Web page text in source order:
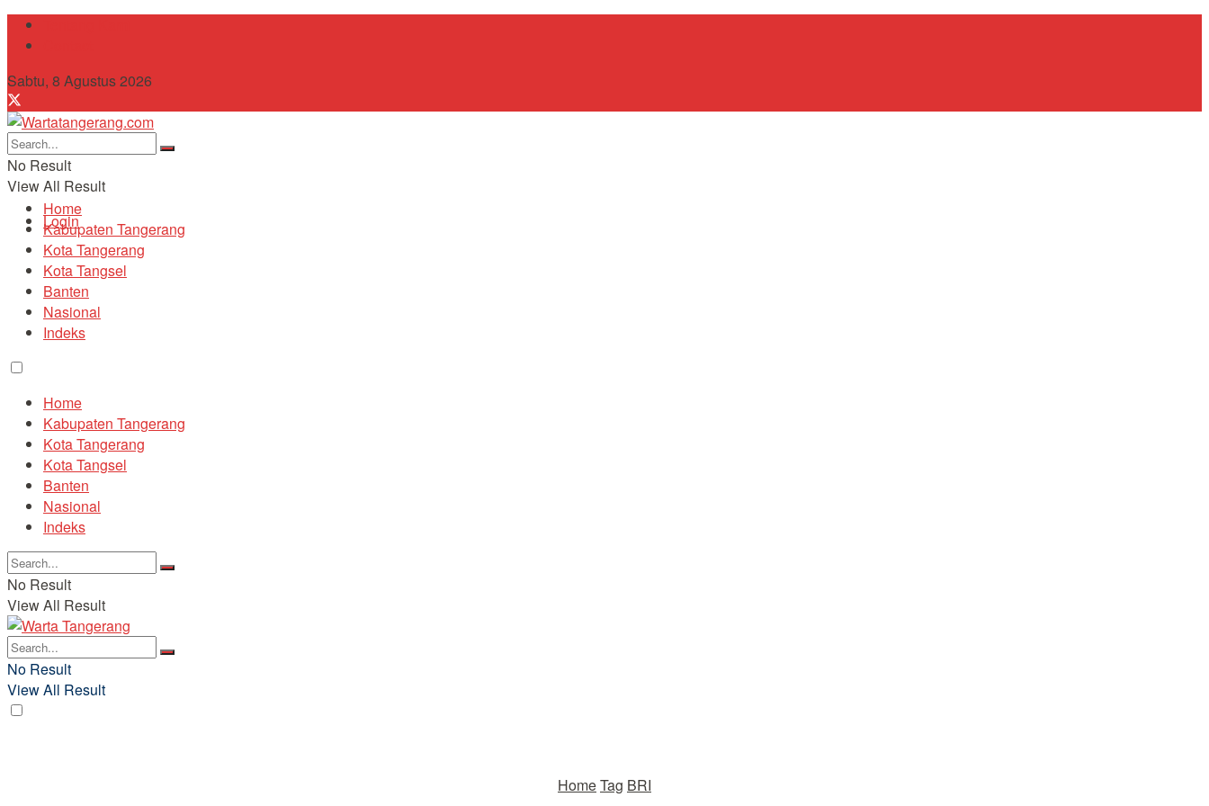
Sabtu, 8 Agustus 2026
No Result
View All Result
Login
Home
Kabupaten Tangerang
Kota Tangerang
Kota Tangsel
Banten
Nasional
Indeks
Home
Kabupaten Tangerang
Kota Tangerang
Kota Tangsel
Banten
Nasional
Indeks
No Result
View All Result
No Result
View All Result
HomeTag BRI